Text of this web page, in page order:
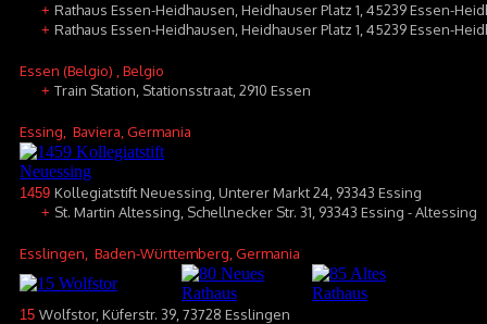
+ Rathaus Essen-Heidhausen, Heidhauser Platz 1, 45239 Essen-
+ Rathaus Essen-Heidhausen, Heidhauser Platz 1, 45239 Essen-
Essen (Belgio) , Belgio
+ Train Station, Stationsstraat, 2910 Essen
Essing , Baviera, Germania
1459 Kollegiatstift Neuessing, Unterer Markt 24, 93343 Essing
+ St. Martin Altessing, Schellnecker Str. 31, 93343 Essing - Altessing
Esslingen , Baden-Württemberg, Germania
15 Wolfstor, Küferstr. 39, 73728 Esslingen